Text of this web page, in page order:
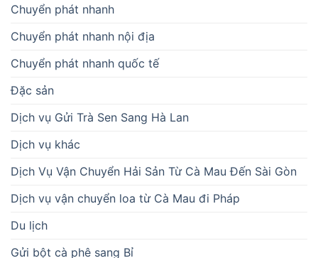
Chuyển phát nhanh
Chuyển phát nhanh nội địa
Chuyển phát nhanh quốc tế
Đặc sản
Dịch vụ Gửi Trà Sen Sang Hà Lan
Dịch vụ khác
Dịch Vụ Vận Chuyển Hải Sản Từ Cà Mau Đến Sài Gòn
Dịch vụ vận chuyển loa từ Cà Mau đi Pháp
Du lịch
Gửi bột cà phê sang Bỉ